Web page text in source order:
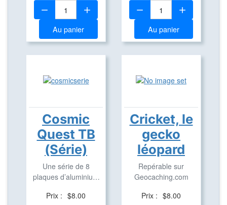
Quantité:
Au panier
Quantité:
Au panier
Cosmic
Quest TB
(Série)
Une série de 8
plaques d’aluminium
Prix : $8.00
Cricket, le
gecko
léopard
Repérable sur
Geocaching.com
Prix : $8.00